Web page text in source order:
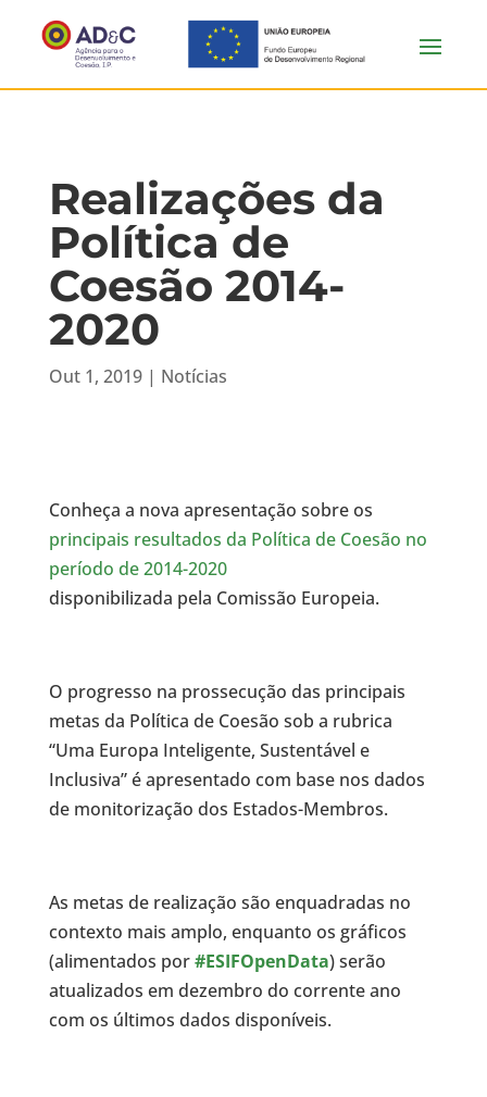
Realizações da
Política de
Coesão 2014-
2020
Out 1, 2019| Notícias
Conheça a nova apresentação sobre os
principais resultados da Política de Coesão no
período de 2014-2020
disponibilizada pela Comissão Europeia.
O progresso na prossecução das principais
metas da Política de Coesão sob a rubrica
“Uma Europa Inteligente, Sustentável e
Inclusiva” é apresentado com base nos dados
de monitorização dos Estados-Membros.
As metas de realização são enquadradas no
contexto mais amplo, enquanto os gráficos
(alimentados por#ESIFOpenData) serão
atualizados em dezembro do corrente ano
com os últimos dados disponíveis.